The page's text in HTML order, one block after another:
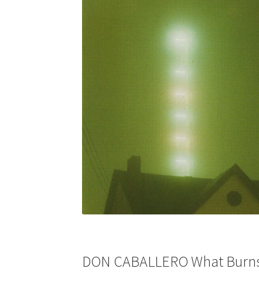
DON CABALLERO What